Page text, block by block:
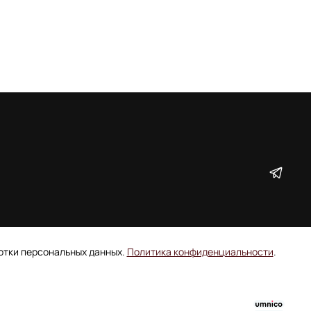
персональных данных. Политика конфиденциальности.